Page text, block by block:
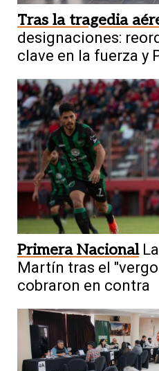
Tras la tragedia
designaciones:
clave en la fuerza y
Primera Nacional
Martín tras el
cobraron en contra